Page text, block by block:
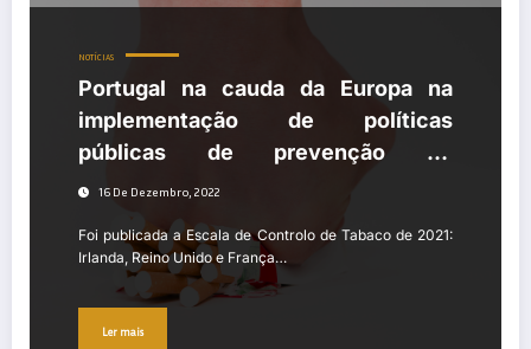
NOTÍCIAS
Portugal na cauda da Europa na
implementação de políticas
públicas de prevenção do
tabagismo
16 De Dezembro, 2022
Foi publicada a Escala de Controlo de Tabaco de 2021:
Irlanda, Reino Unido e França…
Ler mais